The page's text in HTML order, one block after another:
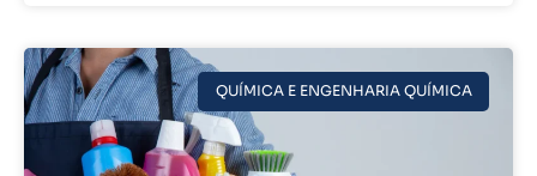
QUÍMICA E ENGENHARIA QUÍMICA